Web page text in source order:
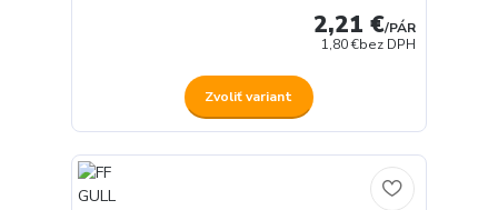
2,21 €/PÁR
1,80 €bez DPH
Zvoliť variant